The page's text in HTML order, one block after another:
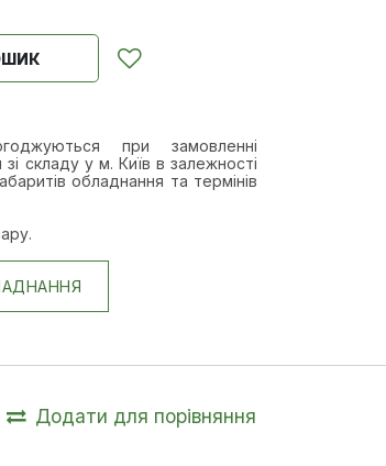
при замовленні
складу у м. Київ в залежності
обладнання та термінів
Додати для порівняння